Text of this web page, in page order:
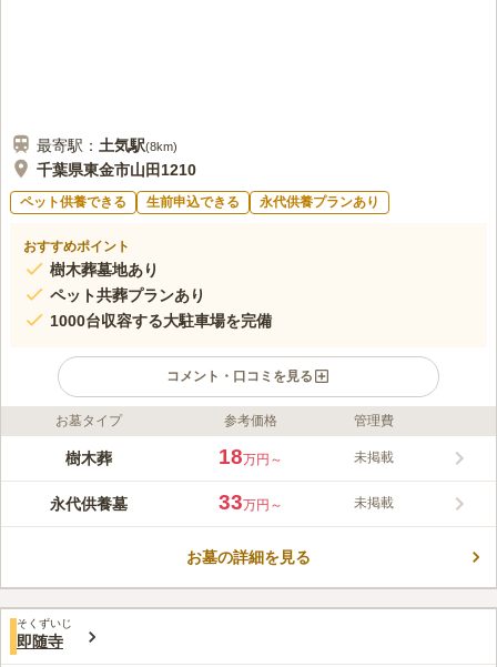
最寄駅： 土気駅(8km)
千葉県東金市山田1210
ペット供養できる 生前申込できる 永代供養プランあり
おすすめポイント
樹木葬墓地あり
ペット共葬プランあり
1000台収容する大駐車場を完備
コメント・口コミを見る
ライフドット編集部のコメント
千葉厄除け不動尊の内にある寺院墓地である『不動の杜庭園墓
になっているため安心の霊園になっています。 明るく緑が豊富
な霊園です。一般墓所の他にも樹木葬やペットと入れるお墓があ
います。芝生の広場があります。小さなお子様が伸び伸びと遊ぶ
この霊園はまだ誰からも評価されていません。
お墓タイプ 参考価格 管理費
樹木葬 18万円～ 未掲載
永代供養墓 33万円～ 未掲載
お墓の詳細を見る
そくずいじ
即随寺